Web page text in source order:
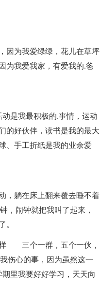
为我爱绿绿，花儿在草坪
为我爱我家，有爱我的.爸
是我最积极的.事情，运动
的好伙伴，读书是我的最大
、手工折纸是我的业余爱
躺在床上翻来覆去睡不着
，闹钟就把我叫了起来，
。
——三个一群，五个一伙，
伤心的事，因为虽然这一
里我要好好学习，天天向